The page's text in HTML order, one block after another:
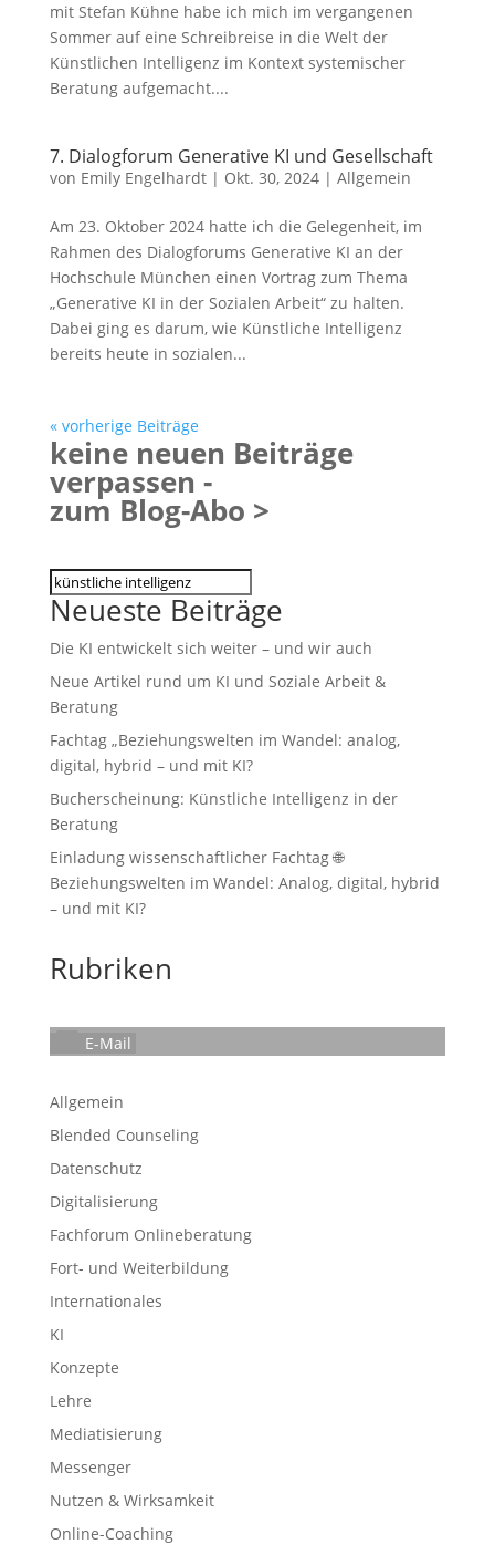
mit Stefan Kühne habe ich mich im vergangenen
Sommer auf eine Schreibreise in die Welt der
Künstlichen Intelligenz im Kontext systemischer
Beratung aufgemacht....
7. Dialogforum Generative KI und Gesellschaft
von Emily Engelhardt| Okt. 30, 2024| Allgemein
Am 23. Oktober 2024 hatte ich die Gelegenheit, im
Rahmen des Dialogforums Generative KI an der
Hochschule München einen Vortrag zum Thema
„Generative KI in der Sozialen Arbeit“ zu halten.
Dabei ging es darum, wie Künstliche Intelligenz
bereits heute in sozialen...
« vorherige Beiträge
keine neuen Beiträge
verpassen -
zum Blog-Abo >
Suchen
Neueste Beiträge
Die KI entwickelt sich weiter – und wir auch
Neue Artikel rund um KI und Soziale Arbeit &
Beratung
Fachtag „Beziehungswelten im Wandel: analog,
digital, hybrid – und mit KI?
Bucherscheinung: Künstliche Intelligenz in der
Beratung
Einladung wissenschaftlicher Fachtag 🌐
Beziehungswelten im Wandel: Analog, digital, hybrid
– und mit KI?
Rubriken
E-Mail
Allgemein
Blended Counseling
Datenschutz
Digitalisierung
Fachforum Onlineberatung
Fort- und Weiterbildung
Internationales
KI
Konzepte
Lehre
Mediatisierung
Messenger
Nutzen & Wirksamkeit
Online-Coaching